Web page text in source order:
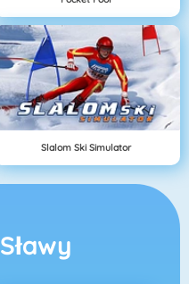
Slalom Ski Simulator
Sławy